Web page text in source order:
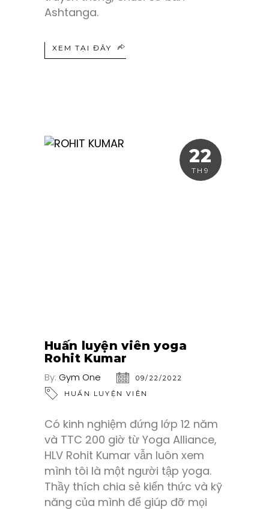
Ashtanga.
XEM TẠI ĐÂY
22
TH9
Huấn luyện viên yoga
Rohit Kumar
By: Gym One
09/22/2022
HUẤN LUYỆN VIÊN
Có kinh nghiệm đứng lớp 12 năm
và TTC 200 giờ từ Yoga Alliance,
HLV Rohit Kumar vẫn luôn xem
mình tôi là một người tập yoga.
Thầy thích chia sẻ kiến thức và kỹ
năng của mình để giúp đỡ mọi